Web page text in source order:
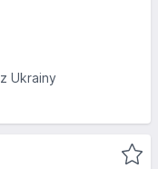
Ukrainy